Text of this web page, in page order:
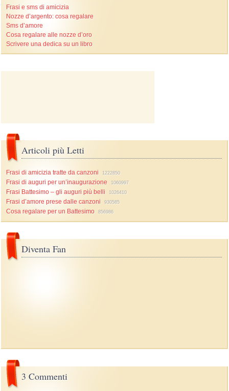
Frasi e sms di amicizia
Nozze d’argento: cosa regalare
Sms d’amore
Cosa regalare alle nozze d’oro
Scrivere una dedica su un libro
Articoli più Letti
Frasi di amicizia tratte da canzoni 1222850
Frasi di auguri per un’inaugurazione 1060997
Frasi Battesimo – gli auguri più belli 1026410
Frasi d’amore prese dalle canzoni 930585
Cosa regalare per un Battesimo 856986
Diventa Fan
3 Commenti